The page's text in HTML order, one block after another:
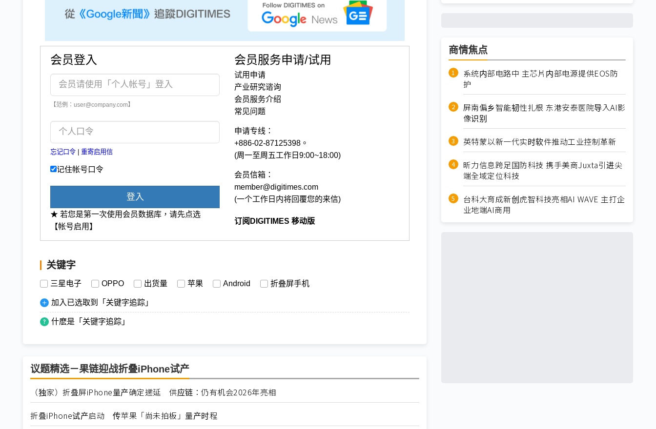
会员登入
【范例：user@company.com】
忘记口令 重寄启用信
记住帐号口令
登入
★ 若您是第一次使用会员数据库，请先点选
【帐号启用】
会员服务申请/试用
试用申请
产业研究谘询
会员服务介绍
常见问题
申请专线：
+886-02-87125398。
(周一至周五工作日9:00~18:00)
会员信箱：
member@digitimes.com
(一个工作日内将回覆您的来信)
订阅DIGITIMES 移动版
关键字
三星电子 OPPO 出货量 苹果 Android 折叠屏手机
加入已选取到「关键字追踪」
什麽是「关键字追踪」
议题精选－果链迎战折叠iPhone试产
（独家）折叠屏iPhone量产确定递延 供应链：仍有机会2026年亮相
折叠iPhone试产启动 传苹果「尚未拍板」量产时程
商情焦点
系统内部电路中 主芯片内部电源提供EOS防
护
屏南偏乡智能韧性扎根 东港安泰医院导入AI影
像识别
英特蒙以新一代实时软件推动工业控制革新
昕力信息跨足国防科技 携手美商Juxta引进尖
端全域定位科技
台科大育成新创虎智科技亮相AI WAVE 主打企
业地端AI商用